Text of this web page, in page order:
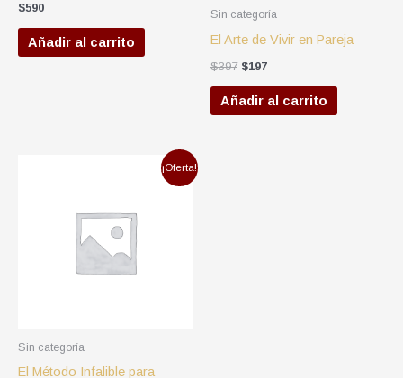
$590
Añadir al carrito
Sin categoría
El Arte de Vivir en Pareja
$397 $197
Añadir al carrito
¡Oferta!
Sin categoría
El Método Infalible para
$47.